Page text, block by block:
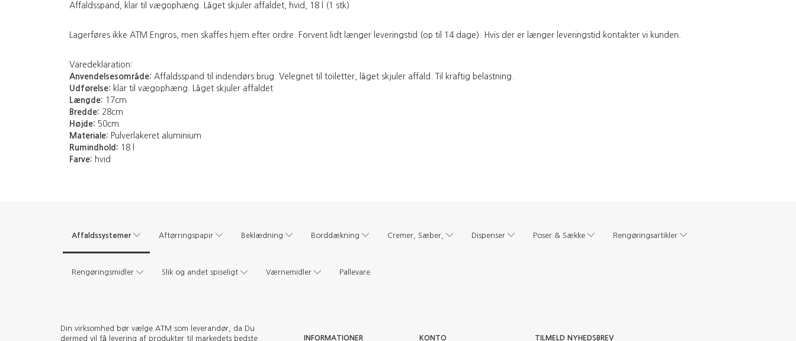
Affaldsspand, klar til vægophæng. Låget skjuler affaldet, hvid, 18 l (1 stk)
Lagerføres ikke ATM Engros, men skaffes hjem efter ordre. Forvent lidt længer leveringstid (op til 14 dage). Hvis der er længer leveringstid kontakter vi kunden.
Varedeklaration:
Anvendelsesområde: Affaldsspand til indendørs brug. Velegnet til toiletter, låget skjuler affald. Til kraftig belastning.
Udførelse: klar til vægophæng. Låget skjuler affaldet
Længde: 17cm
Bredde: 28cm
Højde: 50cm
Materiale: Pulverlakeret aluminium
Rumindhold: 18 l
Farve: hvid
Affaldssystemer Aftørringspapir Beklædning Borddækning Cremer, Sæber, Dispenser Poser & Sække Rengøringsartikler
Rengøringsmidler Slik og andet spiseligt Værnemidler Pallevare
Din virksomhed bør vælge ATM som leverandør, da Du
dermed vil få levering af produkter til markedets bedste
INFORMATIONER KONTO TILMELD NYHEDSBREV